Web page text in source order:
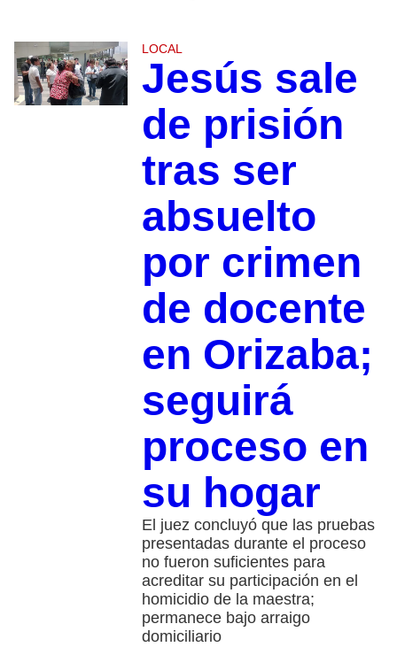
LOCAL
Jesús sale
de prisión
tras ser
absuelto
por crimen
de docente
en Orizaba;
seguirá
proceso en
su hogar
El juez concluyó que las pruebas
presentadas durante el proceso
no fueron suficientes para
acreditar su participación en el
homicidio de la maestra;
permanece bajo arraigo
domiciliario